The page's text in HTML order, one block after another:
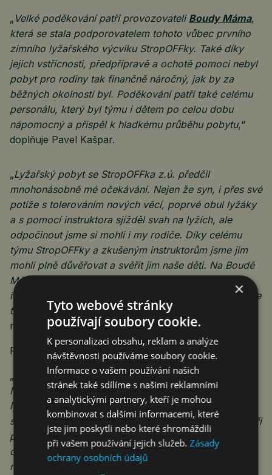
„ Velké poděkování patří provozovateli Boudy Máma,
která se stala podporovatelem tohoto vůbec prvního
zimního lyžařského výcviku StropOFFky. Také díky
jejich vstřícnosti, předpřípravě a ochotě pomoci nebyl
pobyt pro rodiny tak finančně náročný, jak by za
běžných okolností byl. Poděkování patří také celému
personálu, který byl týmu i dětem po celou dobu
nápomocný a přispěl k hladkému průběhu pobytu,“
doplňuje Pavel Kašpar.
„Lyžařský pobyt se StropOFFka z.ú. předčil
mnohonásobně mé očekávání. Nejen že syn, i přes své
potíže s tolerováním nových věcí, poprvé obul lyžáky
a s pomocí instruktora sjížděl svah na lyžích, ale
odpočinout jsme si mohli i my rodiče. Díky celému
týmu StropOFFky a zkušeným instruktorům jsme jim
mohli plně důvěřovat a svěřit jim naše děti. Na Boudě
Máma se sešla skvělá parta lidí a k pohodě přispěli
i místní zaměstnanci. Všem patří velké díky a už teď se
těšíme na další ročník lyžařského pobytu,
maminka Petra.
Podobné zkušenosti sdíleli i další z rodičů:
„ Pro nás byl tento lyžařský pobyt malý velký zázrak.
Můj syn se na lyžování nejen odhodlal, ale chtěl
lyžovat dvakrát denně a každý den se na něj těšil. To,
s jakou lehkostí, klidem a respektem s dětmi instruktoři
pracovali, bylo naprosto geniální. Obrovské díky
celému týmu za tuto jedinečnou možnost a zkušenost,
na kterou budeme ještě dlouho vzpomínat
×
Tyto webové stránky
používají soubory cookie.
K personalizaci obsahu, reklam a analýze
návštěvnosti používáme soubory cookie.
Informace o vašem používání našich
stránek také sdílíme s našimi reklamními
a analytickými partnery, kteří je mohou
kombinovat s dalšími informacemi, které
jste jim poskytli nebo které shromáždili
při vašem používání jejich služeb.Zásady
ochrany osobních údajů